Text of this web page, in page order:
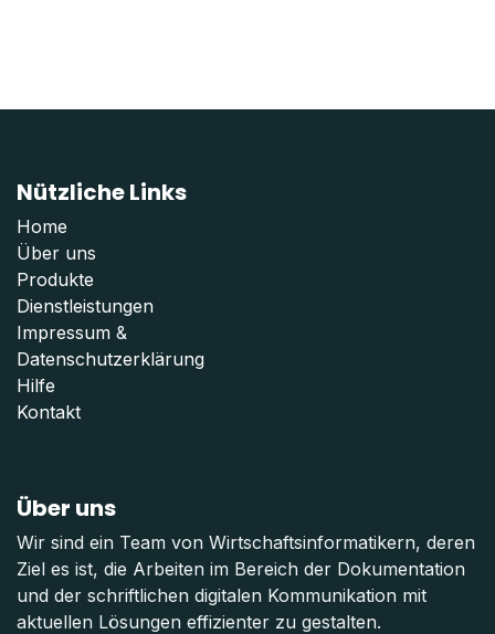
Nützliche Links
Home
Über uns
Produkte
Dienstleistungen
Impressum &
Datenschutzerklärung
Hilfe
Kontakt
Über uns
Wir sind ein Team von Wirtschaftsinformatikern, deren
Ziel es ist, die Arbeiten im Bereich der Dokumentation
und der schriftlichen digitalen Kommunikation mit
aktuellen Lösungen effizienter zu gestalten.